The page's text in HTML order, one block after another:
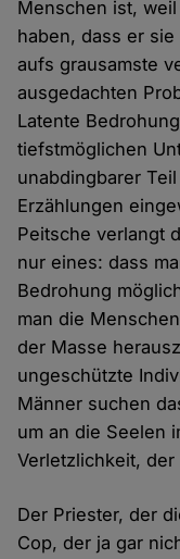
Menschen ist,
haben, dass er
aufs grausamste
ausgedachten
Latente
tiefstmöglichen
unabdingbarer
Erzählungen
Peitsche verlangt
nur eines: dass
Bedrohung
man die
der Masse
ungeschützte
Männer suchen
um an die Seelen
Verletzlichkeit, der
Der Priester, der
Cop, der ja gar